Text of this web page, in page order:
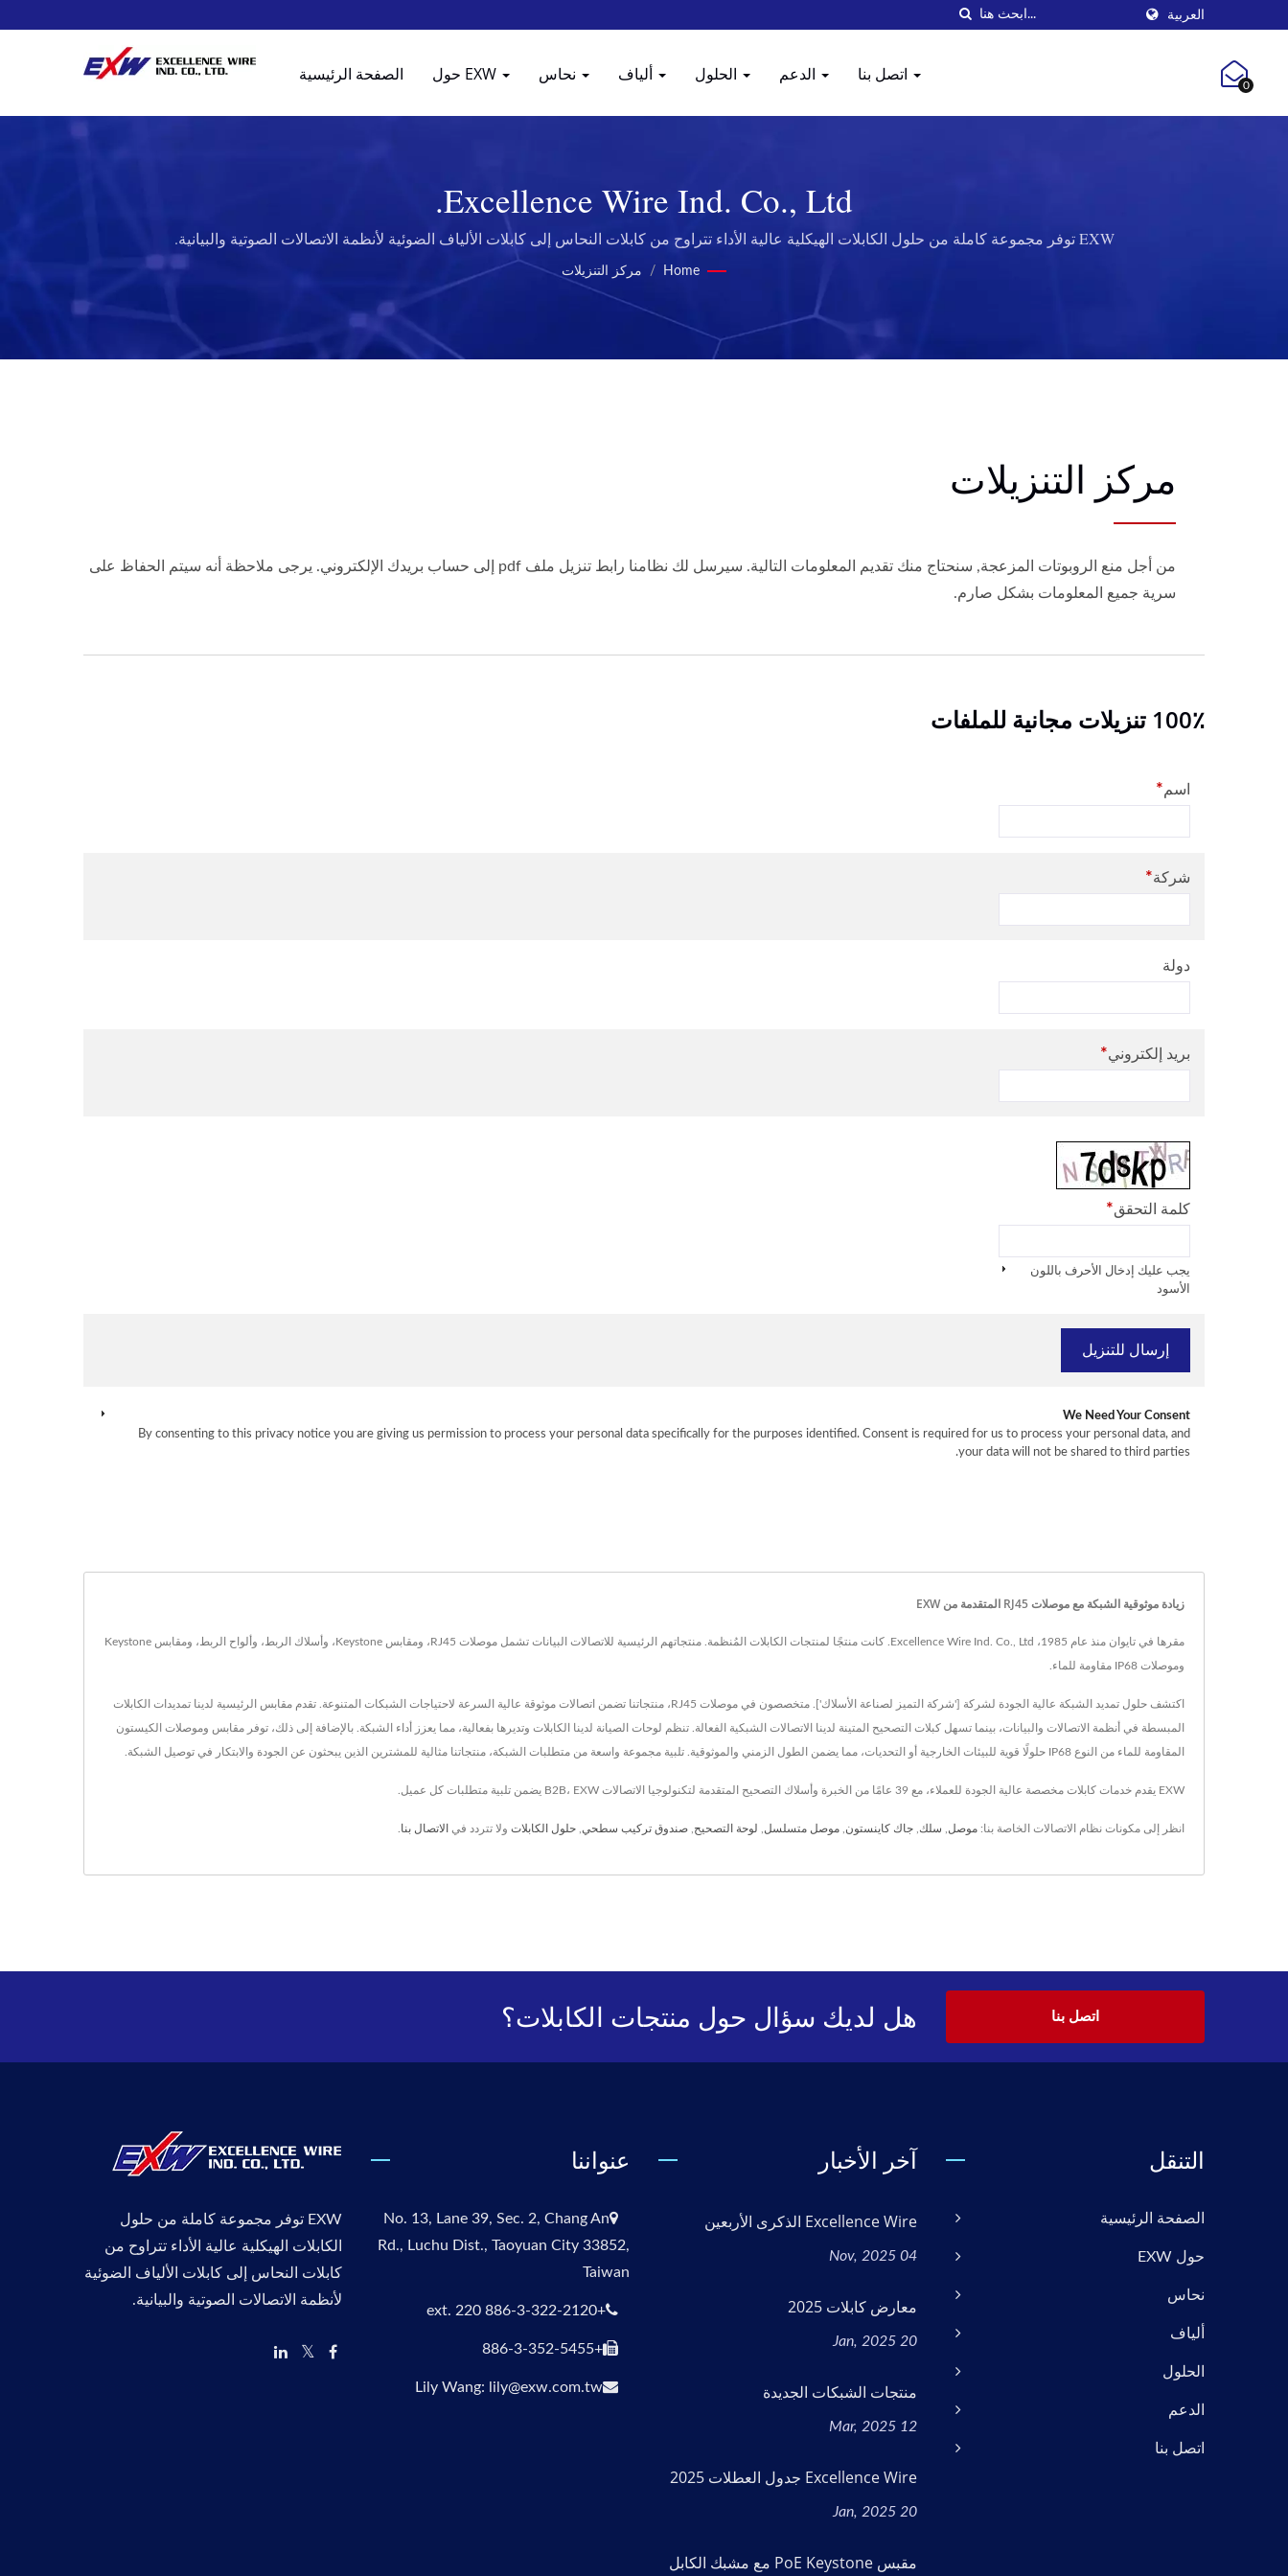
العربية
الصفحة الرئيسية حول EXW
0
Excellence Wire Ind. Co., Ltd.
EXW توفر مجموعة كاملة من حلول الكابلات الهيكلية عالية الأداء تتراوح من كابلات النحاس إلى كابلات الألياف الضوئية لأنظمة الاتصالات الصوتية والبيانية.
Home
/ مركز التنزيلات
مركز التنزيلات
من أجل منع الروبوتات المزعجة, سنحتاج منك تقديم المعلومات التالية. سيرسل لك نظامنا رابط تنزيل ملف pdf إلى حساب بريدك الإلكتروني. يرجى ملاحظة أنه سيتم الحفاظ على
سرية جميع المعلومات بشكل صارم.
100٪ تنزيلات مجانية للملفات
اسم*
شركة*
دولة
بريد إلكتروني*
كلمة التحقق*
يجب عليك إدخال الأحرف باللون
الأسود
We Need Your Consent
By consenting to this privacy notice you are giving us permission to process your personal data specifically for the purposes identified. Consent is required for us to process your personal data, and
your data will not be shared to third parties.
زيادة موثوقية الشبكة مع موصلات RJ45 المتقدمة من EXW
مقرها في تايوان منذ عام 1985، Excellence Wire Ind. Co., Ltd. كانت منتجًا لمنتجات الكابلات المُنظمة. منتجاتهم الرئيسية للاتصالات البيانات تشمل موصلات RJ45، ومقابس Keystone، وأسلاك الربط، وألواح الربط، ومقابس Keystone
وموصلات IP68 مقاومة للماء.
اكتشف حلول تمديد الشبكة عالية الجودة لشركة ['شركة التميز لصناعة الأسلاك']. متخصصون في موصلات RJ45، منتجاتنا تضمن اتصالات موثوقة عالية السرعة لاحتياجات الشبكات المتنوعة. تقدم مقابس الرئيسية لدينا تمديدات الكابلات
المبسطة في أنظمة الاتصالات والبيانات، بينما تسهل كبلات التصحيح المتينة لدينا الاتصالات الشبكية الفعالة. تنظم لوحات الصيانة لدينا الكابلات وتديرها بفعالية، مما يعزز أداء الشبكة. بالإضافة إلى ذلك، توفر مقابس وموصلات الكيستون
المقاومة للماء من النوع IP68 حلولًا قوية للبيئات الخارجية أو التحديات، مما يضمن الطول الزمني والموثوقية. تلبية مجموعة واسعة من متطلبات الشبكة، منتجاتنا مثالية للمشترين الذين يبحثون عن الجودة والابتكار في توصيل الشبكة.
EXW يقدم خدمات كابلات مخصصة عالية الجودة للعملاء، مع 39 عامًا من الخبرة وأسلاك التصحيح المتقدمة لتكنولوجيا الاتصالات B2B، EXW يضمن تلبية متطلبات كل عميل.
انظر إلى مكونات نظام الاتصالات الخاصة بنا: موصل سلك جاك كاينستون موصل متسلسل لوحة التصحيح صندوق تركيب سطحي حلول الكابلات ولا تتردد في الاتصال بنا
هل لديك سؤال حول منتجات الكابلات؟ اتصل بنا
EXW توفر مجموعة كاملة من حلول
الكابلات الهيكلية عالية الأداء تتراوح من
كابلات النحاس إلى كابلات الألياف الضوئية
لأنظمة الاتصالات الصوتية والبيانية.
عنواننا
No. 13, Lane 39, Sec. 2, Chang An
Rd., Luchu Dist., Taoyuan City 33852,
Taiwan
+886-3-322-2120 ext. 220
+886-3-352-5455
Lily Wang: lily@exw.com.tw
آخر الأخبار
Excellence Wire الذكرى الأربعين
04 Nov, 2025
معارض كابلات 2025
20 Jan, 2025
منتجات الشبكات الجديدة
12 Mar, 2025
Excellence Wire جدول العطلات 2025
20 Jan, 2025
مقبس PoE Keystone مع مشبك الكابل
التنقل
الصفحة الرئيسية
حول EXW
نحاس
ألياف
الحلول
الدعم
اتصل بنا